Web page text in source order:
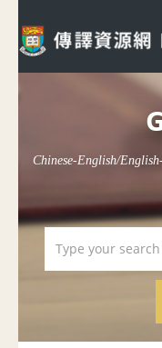
Chinese-English/